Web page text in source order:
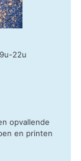
22u
opvallende
en printen